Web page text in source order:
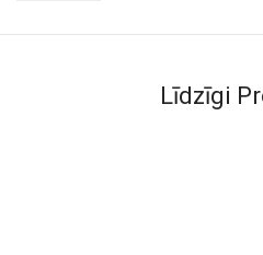
Līdzīgi